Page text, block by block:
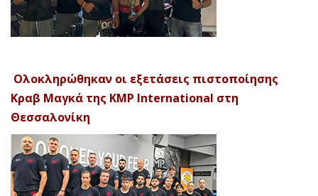
Ολοκληρώθηκαν οι εξετάσεις πιστοποίησης
Κραβ Μαγκά της KMP International στη
Θεσσαλονίκη